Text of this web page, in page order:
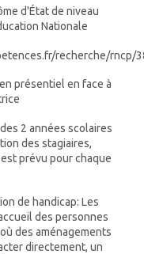
d'État de niveau
Nationale
recherche/rncp/
présentiel en face à
2 années scolaires
des stagiaires,
prévu pour chaque
de handicap: Les
des personnes
des aménagements
directement, un